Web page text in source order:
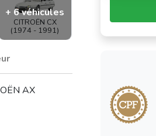
CITROËN CX
(1974 - 1991)
+ 6 véhicules
PEUGEOT J5
(1981 - 1994)
AX